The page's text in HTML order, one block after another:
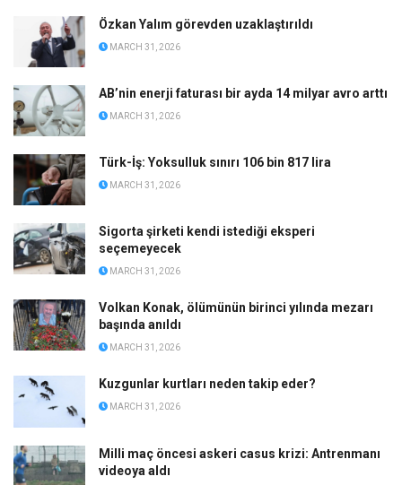
Özkan Yalım görevden uzaklaştırıldı
MARCH 31, 2026
AB’nin enerji faturası bir ayda 14 milyar avro arttı
MARCH 31, 2026
Türk-İş: Yoksulluk sınırı 106 bin 817 lira
MARCH 31, 2026
Sigorta şirketi kendi istediği eksperi
seçemeyecek
MARCH 31, 2026
Volkan Konak, ölümünün birinci yılında mezarı
başında anıldı
MARCH 31, 2026
Kuzgunlar kurtları neden takip eder?
MARCH 31, 2026
Milli maç öncesi askeri casus krizi: Antrenmanı
videoya aldı